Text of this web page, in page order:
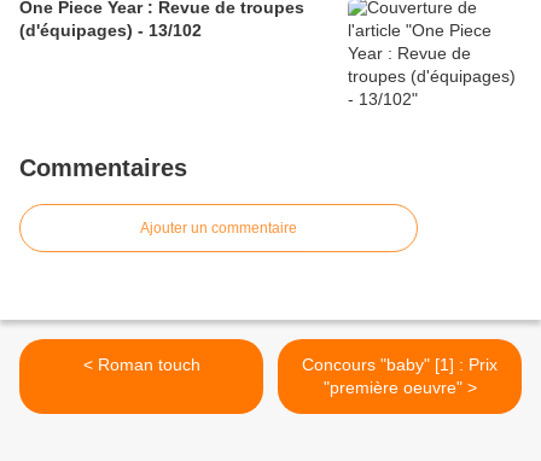
One Piece Year : Revue de troupes
(d'équipages) - 13/102
Commentaires
Ajouter un commentaire
< Roman touch
Concours "baby" [1] : Prix
"première oeuvre" >